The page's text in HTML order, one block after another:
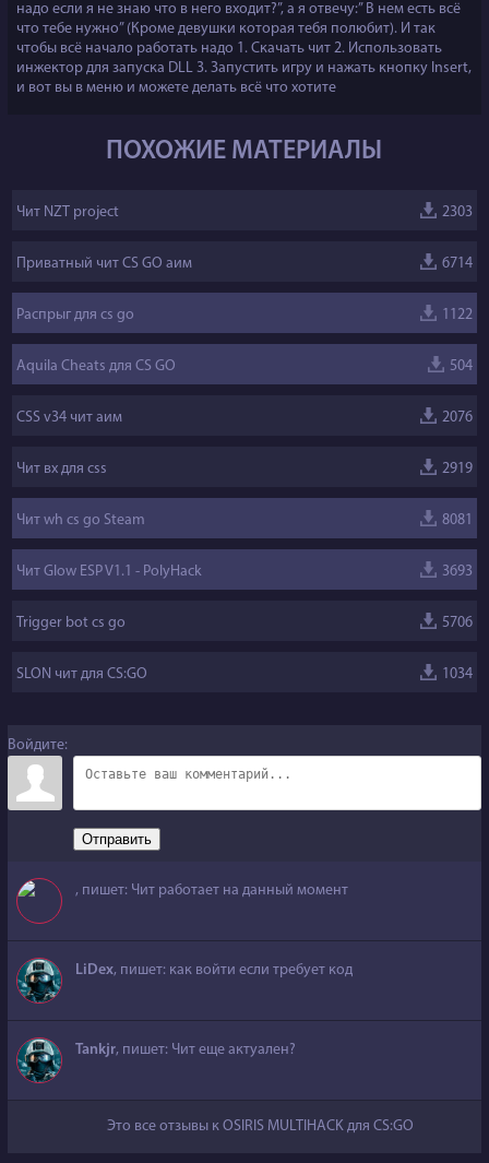
надо если я не знаю что в него входит?”, а я отвечу:” В нем есть всё
что тебе нужно” (Кроме девушки которая тебя полюбит). И так
чтобы всё начало работать надо 1. Скачать чит 2. Использовать
инжектор для запуска DLL 3. Запустить игру и нажать кнопку Insert,
и вот вы в меню и можете делать всё что хотите
ПОХОЖИЕ МАТЕРИАЛЫ
Чит NZT project 2303
Приватный чит CS GO аим 6714
Распрыг для cs go 1122
Aquila Cheats для CS GO 504
CSS v34 чит аим 2076
Чит вх для css 2919
Чит wh cs go Steam 8081
Чит Glow ESP V1.1 - PolyHack 3693
Trigger bot cs go 5706
SLON чит для CS:GO 1034
Войдите:
Отправить
, пишет: Чит работает на данный момент
LiDex, пишет: как войти если требует код
Tankjr, пишет: Чит еще актуален?
Это все отзывы к OSIRIS MULTIHACK для CS:GO